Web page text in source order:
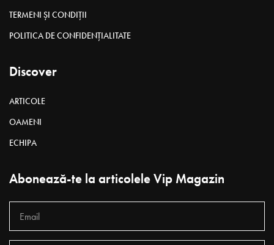
TERMENI ȘI CONDIȚII
POLITICA DE CONFIDENȚIALITATE
Discover
ARTICOLE
OAMENI
ECHIPA
Abonează-te la articolele Vip Magazin